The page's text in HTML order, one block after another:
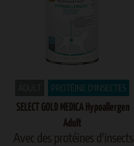
PROTÉINE D'INSECTES
SELECT GOLD MEDICA Hypoallergen
Adult
Avec des protéines d'insects